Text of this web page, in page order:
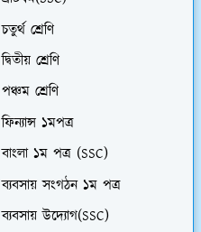
চতুর্থ শ্রেণি
দ্বিতীয় শ্রেণি
পঞ্চম শ্রেণি
ফিন্যান্স ১মপত্র
বাংলা ১ম পত্র (SSC)
ব্যবসায় সংগঠন ১ম পত্র
ব্যবসায় উদ্যোগ(SSC)